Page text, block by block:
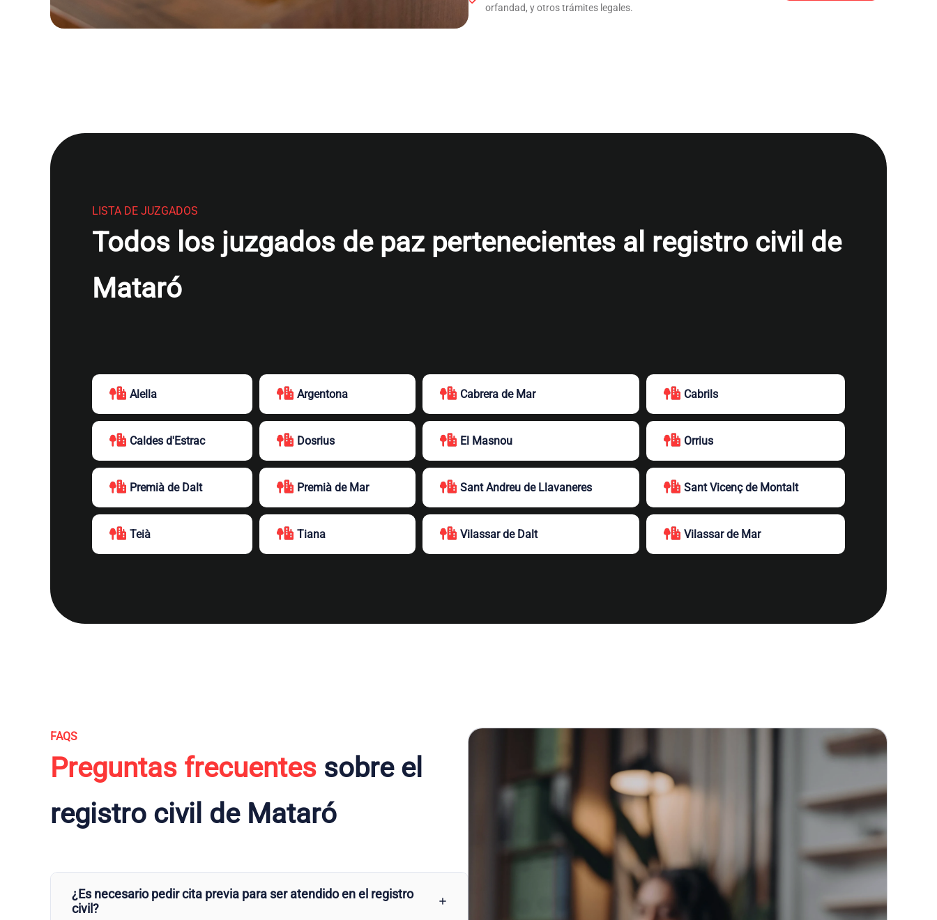
orfandad, y otros trámites legales.
LISTA DE JUZGADOS
Todos los juzgados de paz pertenecientes al registro civil de
Mataró
Alella Argentona Cabrera de Mar Cabrils
Caldes d'Estrac Dosrius El Masnou Orrius
Premià de Dalt Premià de Mar Sant Andreu de Llavaneres Sant Vicenç de Montalt
Teià Tiana Vilassar de Dalt Vilassar de Mar
FAQS
Preguntas frecuentes sobre el
registro civil de Mataró
¿Es necesario pedir cita previa para ser atendido en el registro
civil?